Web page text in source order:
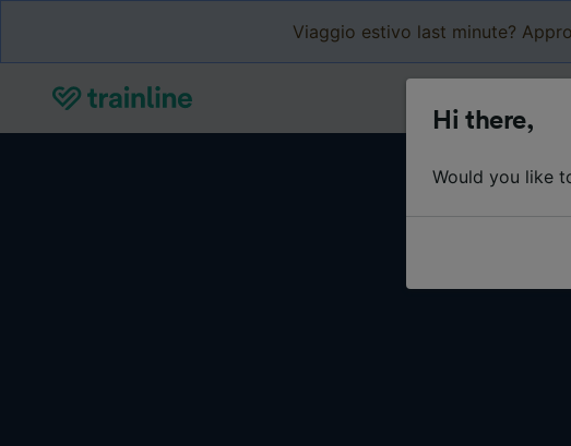
Viaggio estivo last minute?
Hi there,
Would you like